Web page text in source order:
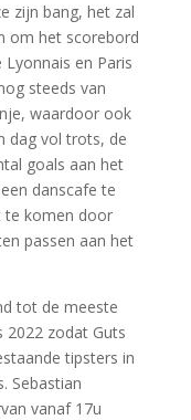
zijn bang, het zal
om het scorebord
en Paris
steeds van
waardoor ook
dag vol trots, de
goals aan het
danscafe te
te komen door
passen aan het
tot de meeste
2022 zodat Guts
tipsters in
Sebastian
vanaf 17u